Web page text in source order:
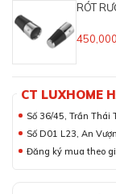
RÓT
CT LUXHOME
Số 36/45, Trần Thái
Số D01 L23, An
Đăng ký mua theo